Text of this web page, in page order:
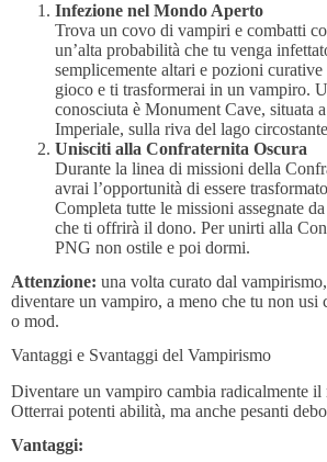
Infezione nel Mondo Aperto
Trova un covo di vampiri e combatti
un’alta probabilità che tu venga
semplicemente altari e pozioni
gioco e ti trasformerai in un vampiro.
conosciuta è Monument Cave, situata
Imperiale, sulla riva del lago
Unisciti alla Confraternita Oscura
Durante la linea di missioni della
avrai l’opportunità di essere
Completa tutte le missioni assegnate
che ti offrirà il dono. Per unirti alla
PNG non ostile e poi dormi.
Attenzione: una volta curato dal
diventare un vampiro, a meno che tu non usi
o mod.
Vantaggi e Svantaggi del Vampirismo
Diventare un vampiro cambia radicalmente il
Otterrai potenti abilità, ma anche pesanti
Vantaggi: